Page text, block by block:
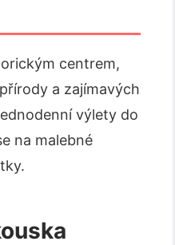
centrem,
a zajímavých
výlety do
na malebné